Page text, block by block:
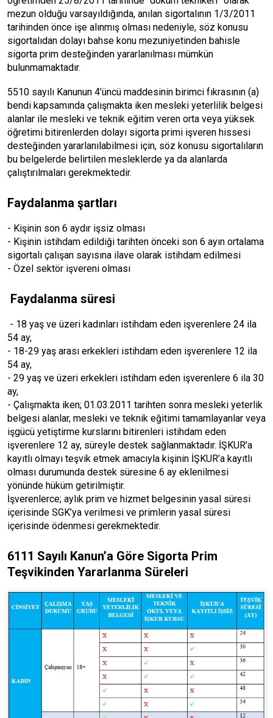
mezun olduğu varsayıldığında, anılan sigortalının 1/3/2011
tarihinden önce işe alınmış olması nedeniyle, söz konusu
sigortalıdan dolayı bahse konu mezuniyetinden bahisle
sigorta prim desteğinden yararlanılması mümkün
bulunmamaktadır.
5510 sayılı Kanunun 4’üncü maddesinin birimci fıkrasının (a)
bendi kapsamında çalışmakta iken mesleki yeterlilik belgesi
alanlar ile mesleki ve teknik eğitim veren orta veya yüksek
öğretimi bitirenlerden dolayı sigorta primi işveren hissesi
desteğinden yararlanılabilmesi için, söz konusu sigortalıların
bu belgelerde belirtilen mesleklerde ya da alanlarda
çalıştırılmaları gerekmektedir.
Faydalanma şartları
- Kişinin son 6 aydır işsiz olması
- Kişinin istihdam edildiği tarihten önceki son 6 ayın ortalama
sigortalı çalışan sayısına ilave olarak istihdam edilmesi
- Özel sektör işvereni olması
Faydalanma süresi
- 18 yaş ve üzeri kadınları istihdam eden işverenlere 24 ila
54 ay,
- 18-29 yaş arası erkekleri istihdam eden işverenlere 12 ila
54 ay,
- 29 yaş ve üzeri erkekleri istihdam eden işverenlere 6 ila 30
ay,
- Çalışmakta iken; 01.03.2011 tarihten sonra mesleki yeterlik
belgesi alanlar, mesleki ve teknik eğitimi tamamlayanlar veya
işgücü yetiştirme kurslarını bitirenleri istihdam eden
işverenlere 12 ay, süreyle destek sağlanmaktadır. İŞKUR’a
kayıtlı olmayı teşvik etmek amacıyla kişinin İŞKUR’a kayıtlı
olması durumunda destek süresine 6 ay eklenilmesi
yönünde hüküm getirilmiştir.
İşverenlerce; aylık prim ve hizmet belgesinin yasal süresi
içerisinde SGK’ya verilmesi ve primlerin yasal süresi
içerisinde ödenmesi gerekmektedir.
6111 Sayılı Kanun’a Göre Sigorta Prim
Teşvikinden Yararlanma Süreleri